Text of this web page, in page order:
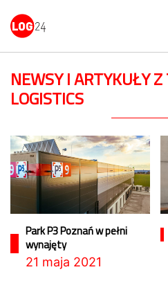
NEWSY I ARTYKUŁY
LOGISTICS
Park P3 Poznań w pełni
wynajęty
21 maja 2021